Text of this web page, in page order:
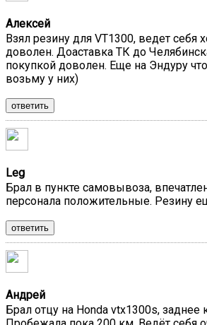
Алексей
Взял резину для VT1300, ведет себя
доволен. Доаставка ТК до
покупкой доволен. Еще на Эндуру
возьму у них)
ответить
Leg
Брал в пункте самовывоза,
персонала положительные. Резину
ответить
Андрей
Брал отцу на Honda vtx1300s, заднее